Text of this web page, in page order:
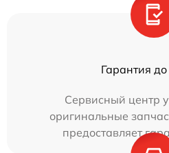
Гарантия
Сервисный центр
оригинальные
предоставляет